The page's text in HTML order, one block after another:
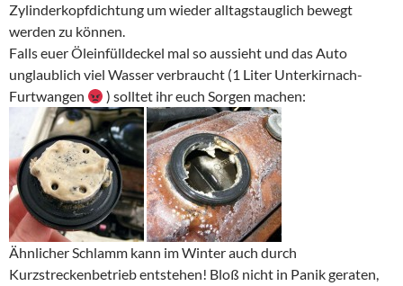
Zylinderkopfdichtung um wieder alltagstauglich bewegt
werden zu können.
Falls euer Öleinfülldeckel mal so aussieht und das Auto
unglaublich viel Wasser verbraucht (1 Liter Unterkirnach-
Furtwangen
) solltet ihr euch Sorgen machen:
Ähnlicher Schlamm kann im Winter auch durch
Kurzstreckenbetrieb entstehen! Bloß nicht in Panik geraten,